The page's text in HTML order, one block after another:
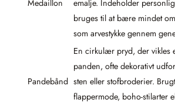
Medaillon
emalje. Indeholder
bruges til at bære mindet
som arvestykke gennem
Pandebånd
En cirkulær pryd, der vikles
panden, ofte dekorativt
sten eller stofbroderier.
flappermode, boho-stilarter